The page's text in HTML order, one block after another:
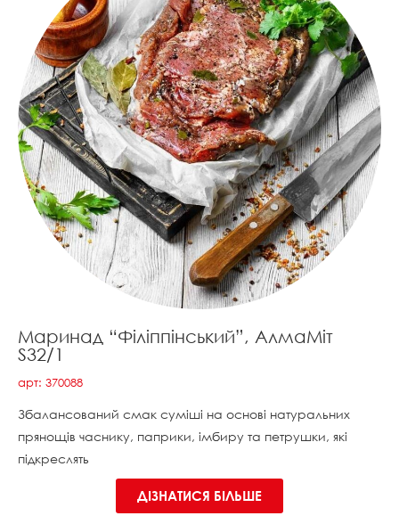
Маринад “Філіппінський”, АлмаМіт
S32/1
арт: 370088
Збалансований смак суміші на основі натуральних
прянощів часнику, паприки, імбиру та петрушки, які
підкреслять
ДІЗНАТИСЯ БІЛЬШЕ